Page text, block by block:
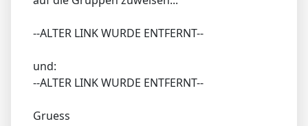
--ALTER LINK WURDE ENTFERNT--
und:
--ALTER LINK WURDE ENTFERNT--
Gruess